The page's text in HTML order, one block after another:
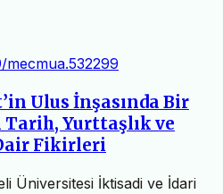
Ulus İnşasında Bir
Tarih, Yurttaşlık ve
Fikirleri
Üniversitesi İktisadi ve İdari